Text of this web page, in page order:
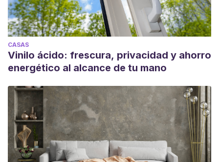
CASAS
Vinilo ácido: frescura, privacidad y ahorro
energético al alcance de tu mano